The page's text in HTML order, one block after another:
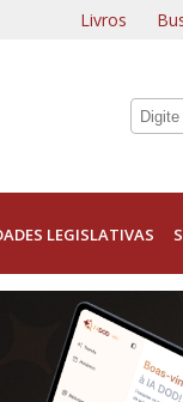
Livros
LEGISLATIVAS